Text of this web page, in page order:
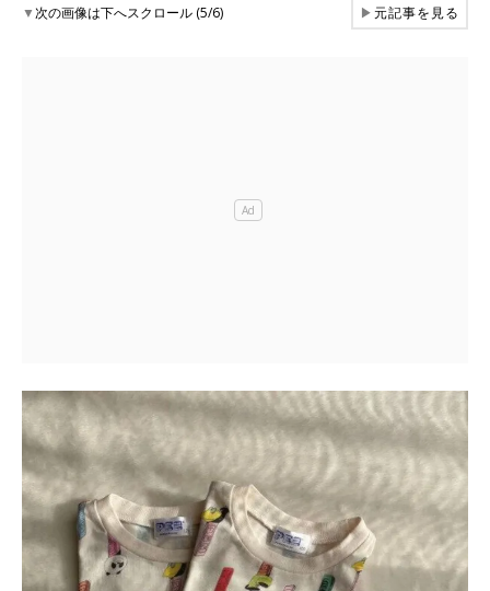
▼次の画像は下へスクロール (5/6) ▶元記事を見る